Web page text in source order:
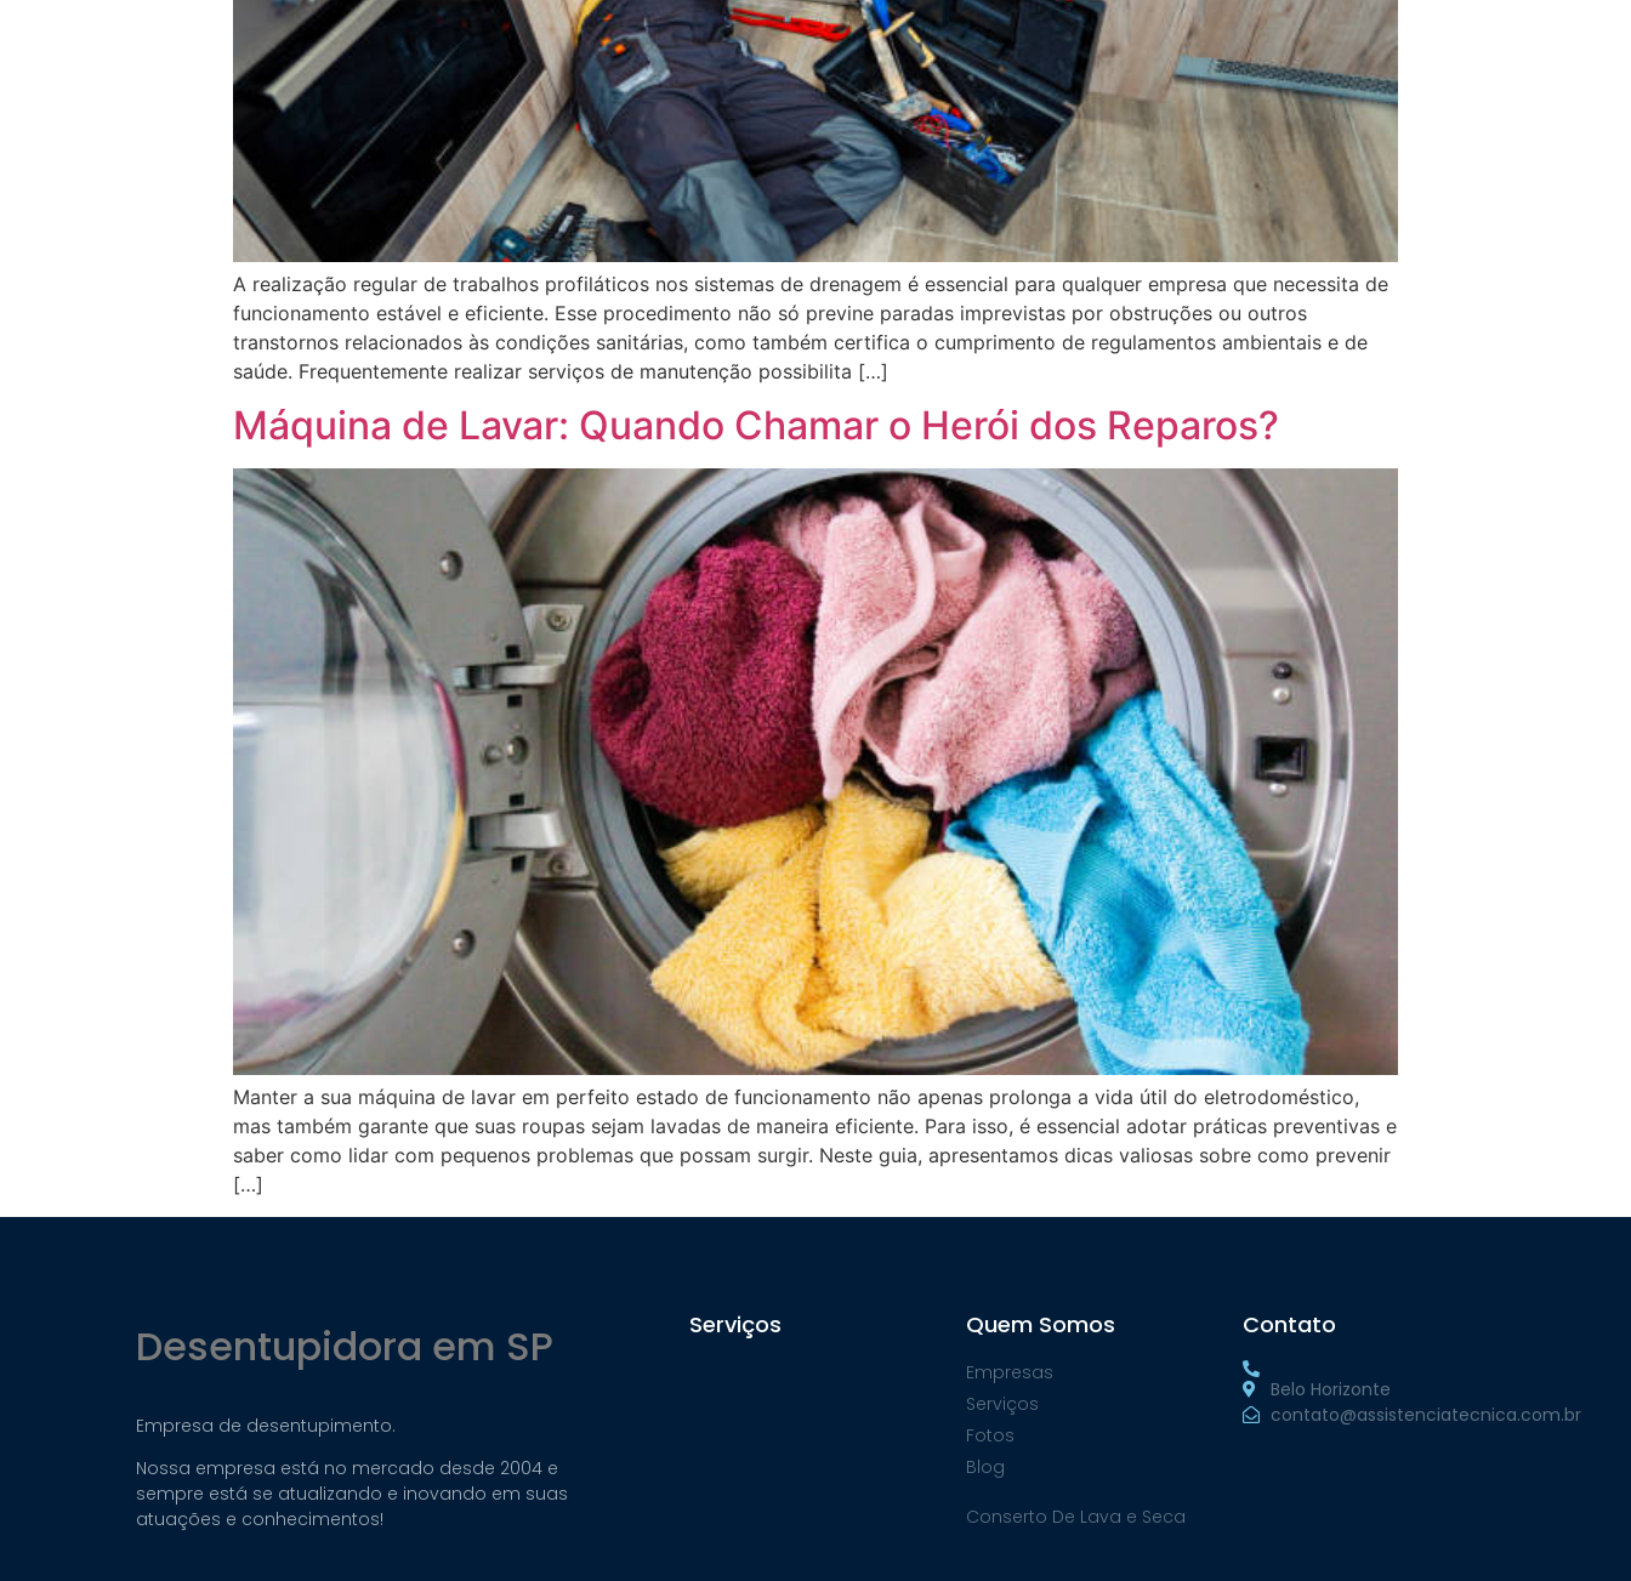
A realização regular de trabalhos profiláticos nos sistemas de drenagem é essencial para qualquer empresa que necessita de
funcionamento estável e eficiente. Esse procedimento não só previne paradas imprevistas por obstruções ou outros
transtornos relacionados às condições sanitárias, como também certifica o cumprimento de regulamentos ambientais e de
saúde. Frequentemente realizar serviços de manutenção possibilita […]
Máquina de Lavar: Quando Chamar o Herói dos Reparos?
Manter a sua máquina de lavar em perfeito estado de funcionamento não apenas prolonga a vida útil do eletrodoméstico,
mas também garante que suas roupas sejam lavadas de maneira eficiente. Para isso, é essencial adotar práticas preventivas e
saber como lidar com pequenos problemas que possam surgir. Neste guia, apresentamos dicas valiosas sobre como prevenir
[…]
Desentupidora em SP
Empresa de desentupimento.
Nossa empresa está no mercado desde 2004 e
sempre está se atualizando e inovando em suas
atuações e conhecimentos!
Serviços Quem Somos
Empresas
Serviços
Fotos
Blog
Conserto De Lava e Seca
Contato
Belo Horizonte
contato@assistenciatecnica.com.br